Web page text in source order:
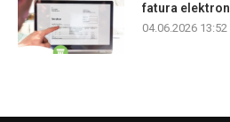
fatura
04.06.2026 13:52